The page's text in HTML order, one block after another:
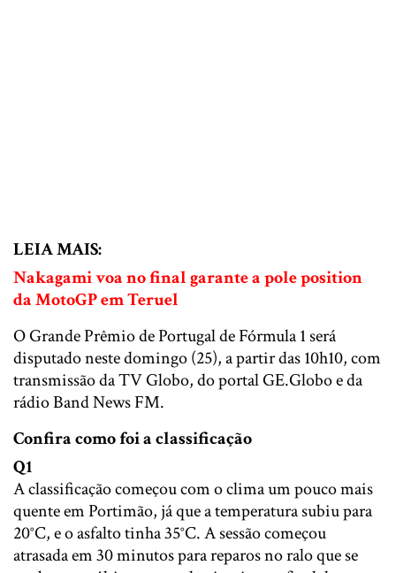
LEIA MAIS:
Nakagami voa no final garante a pole position
da MotoGP em Teruel
O Grande Prêmio de Portugal de Fórmula 1 será
disputado neste domingo (25), a partir das 10h10, com
transmissão da TV Globo, do portal GE.Globo e da
rádio Band News FM.
Confira como foi a classificação
Q1
A classificação começou com o clima um pouco mais
quente em Portimão, já que a temperatura subiu para
20°C, e o asfalto tinha 35°C. A sessão começou
atrasada em 30 minutos para reparos no ralo que se